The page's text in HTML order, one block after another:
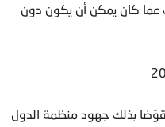
يوميا هذا العام، وذلك عما كان يمكن أن يكون دون
الماضي، مقوّضا بذلك جهود منظمة الدول